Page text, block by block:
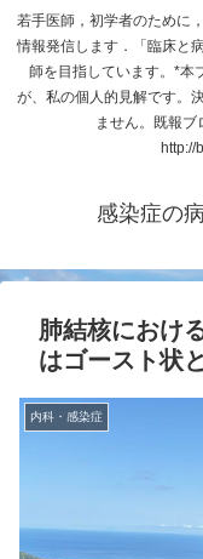
若手医師，初学者のために
情報発信します．「臨床と
師を目指しています。*本
が、私の個人的見解です。
ません。既報
http://
感染症の
肺結核におけ
はゴースト状
内科・感染症